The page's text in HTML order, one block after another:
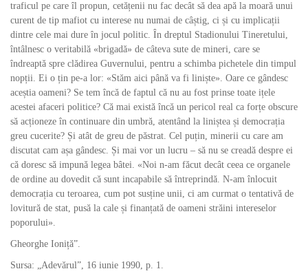
traficul pe care îl propun, cetățenii nu fac decât să dea apă la moară unui
curent de tip mafiot cu interese nu numai de câștig, ci și cu implicații
dintre cele mai dure în jocul politic. În dreptul Stadionului Tineretului,
întâlnesc o veritabilă «brigadă» de câteva sute de mineri, care se
îndreaptă spre clădirea Guvernului, pentru a schimba pichetele din timpul
nopții. Ei o țin pe-a lor: «Stăm aici până va fi liniște». Oare ce gândesc
aceștia oameni? Se tem încă de faptul că nu au fost prinse toate ițele
acestei afaceri politice? Că mai există încă un pericol real ca forțe obscure
să acționeze în continuare din umbră, atentând la liniștea și democrația
greu cucerite? Și atât de greu de păstrat. Cel puțin, minerii cu care am
discutat cam așa gândesc. Și mai vor un lucru – să nu se creadă despre ei
că doresc să impună legea bâtei. «Noi n-am făcut decât ceea ce organele
de ordine au dovedit că sunt incapabile să întreprindă. N-am înlocuit
democrația cu teroarea, cum pot susține unii, ci am curmat o tentativă de
lovitură de stat, pusă la cale și finanțată de oameni străini intereselor
poporului».
Gheorghe Ionițăˮ.
Sursa: „Adevărul”, 16 iunie 1990, p. 1.